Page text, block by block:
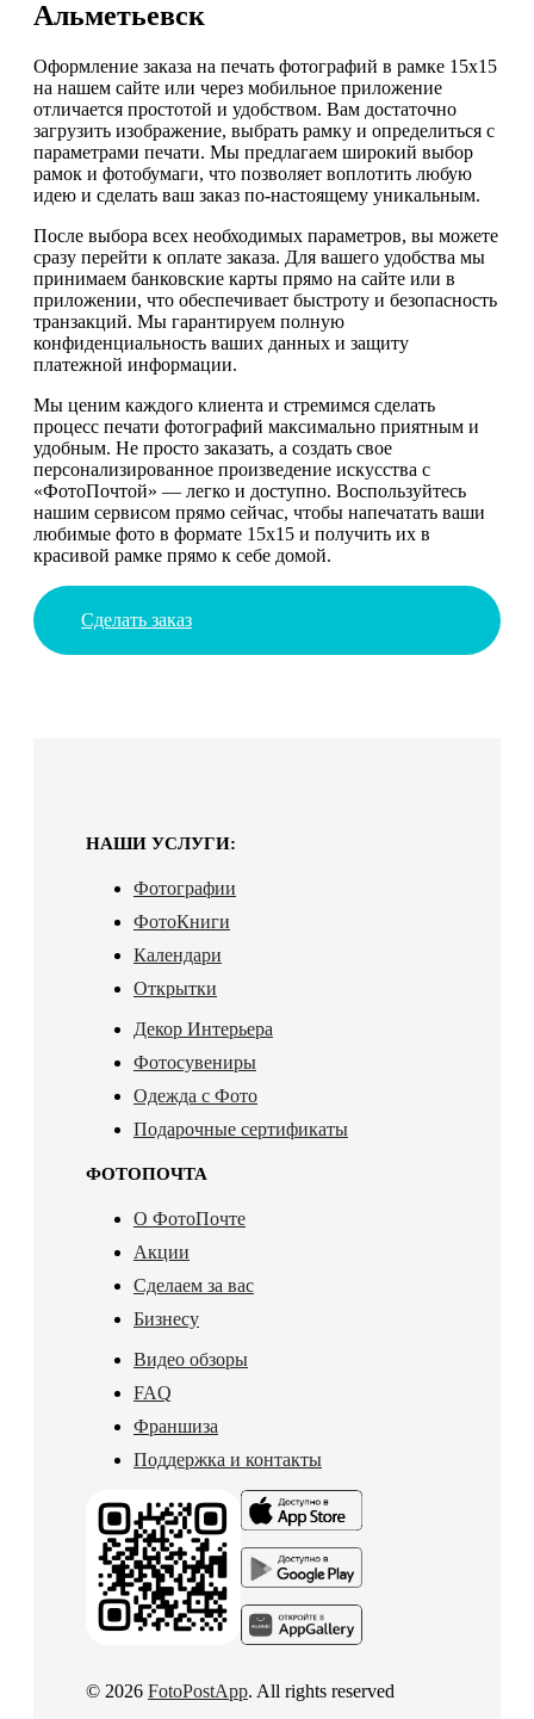
Альметьевск
Оформление заказа на печать фотографий в рамке 15х15
на нашем сайте или через мобильное приложение
отличается простотой и удобством. Вам достаточно
загрузить изображение, выбрать рамку и определиться с
параметрами печати. Мы предлагаем широкий выбор
рамок и фотобумаги, что позволяет воплотить любую
идею и сделать ваш заказ по-настоящему уникальным.
После выбора всех необходимых параметров, вы можете
сразу перейти к оплате заказа. Для вашего удобства мы
принимаем банковские карты прямо на сайте или в
приложении, что обеспечивает быстроту и безопасность
транзакций. Мы гарантируем полную
конфиденциальность ваших данных и защиту
платежной информации.
Мы ценим каждого клиента и стремимся сделать
процесс печати фотографий максимально приятным и
удобным. Не просто заказать, а создать свое
персонализированное произведение искусства с
«ФотоПочтой» — легко и доступно. Воспользуйтесь
нашим сервисом прямо сейчас, чтобы напечатать ваши
любимые фото в формате 15х15 и получить их в
красивой рамке прямо к себе домой.
Сделать заказ
НАШИ УСЛУГИ:
Фотографии
ФотоКниги
Календари
Открытки
Декор Интерьера
Фотосувениры
Одежда с Фото
Подарочные сертификаты
ФОТОПОЧТА
О ФотоПочте
Акции
Сделаем за вас
Бизнесу
Видео обзоры
FAQ
Франшиза
Поддержка и контакты
© 2026 FotoPostApp. All rights reserved